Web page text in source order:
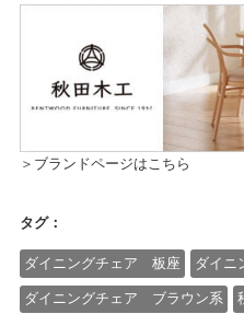
＞ブランドページはこちら
タグ：
ダイニングチェア 板座 ダイニ
ダイニングチェア ブラウン系